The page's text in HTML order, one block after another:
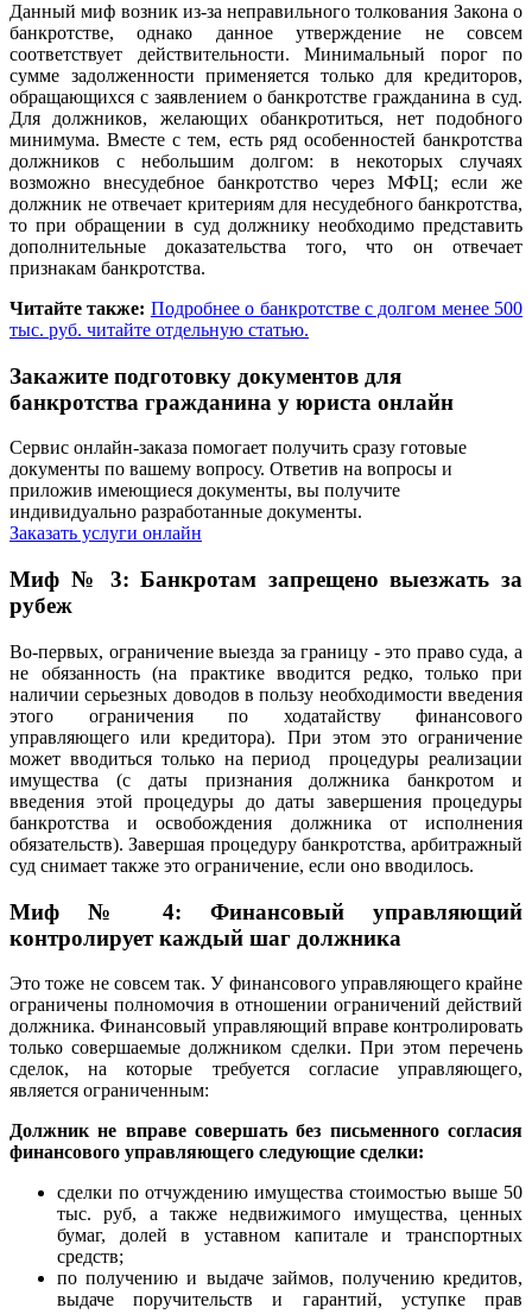
Данный миф возник из-за неправильного толкования Закона о
банкротстве, однако данное утверждение не совсем
соответствует действительности. Минимальный порог по
сумме задолженности применяется только для кредиторов,
обращающихся с заявлением о банкротстве гражданина в суд.
Для должников, желающих обанкротиться, нет подобного
минимума. Вместе с тем, есть ряд особенностей банкротства
должников с небольшим долгом: в некоторых случаях
возможно внесудебное банкротство через МФЦ; если же
должник не отвечает критериям для несудебного банкротства,
то при обращении в суд должнику необходимо представить
дополнительные доказательства того, что он отвечает
признакам банкротства.
Читайте также: Подробнее о банкротстве с долгом менее 500
тыс. руб. читайте отдельную статью.
Закажите подготовку документов для
банкротства гражданина у юриста онлайн
Сервис онлайн-заказа помогает получить сразу готовые
документы по вашему вопросу. Ответив на вопросы и
приложив имеющиеся документы, вы получите
индивидуально разработанные документы.
Заказать услуги онлайн
Миф № 3: Банкротам запрещено выезжать за
рубеж
Во-первых, ограничение выезда за границу - это право суда, а
не обязанность (на практике вводится редко, только при
наличии серьезных доводов в пользу необходимости введения
этого ограничения по ходатайству финансового
управляющего или кредитора). При этом это ограничение
может вводиться только на период процедуры реализации
имущества (с даты признания должника банкротом и
введения этой процедуры до даты завершения процедуры
банкротства и освобождения должника от исполнения
обязательств). Завершая процедуру банкротства, арбитражный
суд снимает также это ограничение, если оно вводилось.
Миф № 4: Финансовый управляющий
контролирует каждый шаг должника
Это тоже не совсем так. У финансового управляющего крайне
ограничены полномочия в отношении ограничений действий
должника. Финансовый управляющий вправе контролировать
только совершаемые должником сделки. При этом перечень
сделок, на которые требуется согласие управляющего,
является ограниченным:
Должник не вправе совершать без письменного согласия
финансового управляющего следующие сделки:
сделки по отчуждению имущества стоимостью выше 50
тыс. руб, а также недвижимого имущества, ценных
бумаг, долей в уставном капитале и транспортных
средств;
по получению и выдаче займов, получению кредитов,
выдаче поручительств и гарантий, уступке прав